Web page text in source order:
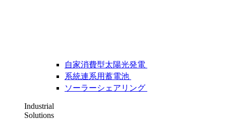
自家消費型太陽光発電
系統連系用蓄電池
ソーラーシェアリング
Industrial
Solutions